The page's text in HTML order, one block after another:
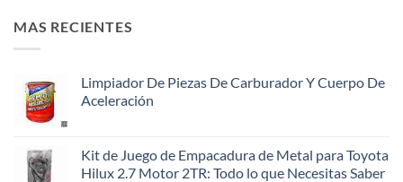
MAS RECIENTES
Limpiador De Piezas De Carburador Y Cuerpo De
Aceleración
Kit de Juego de Empacadura de Metal para Toyota
Hilux 2.7 Motor 2TR: Todo lo que Necesitas Saber